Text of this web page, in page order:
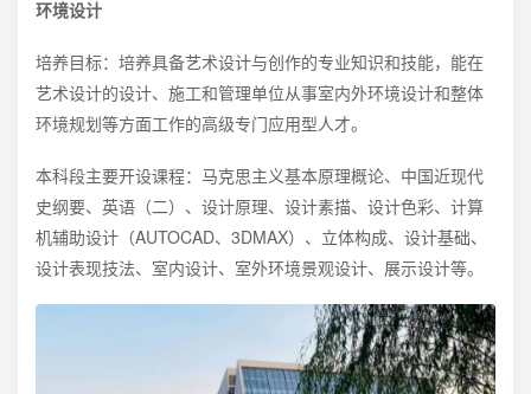
环境设计
培养目标：培养具备艺术设计与创作的专业知识和技能，能在
艺术设计的设计、施工和管理单位从事室内外环境设计和整体
环境规划等方面工作的高级专门应用型人才。
本科段主要开设课程：马克思主义基本原理概论、中国近现代
史纲要、英语（二）、设计原理、设计素描、设计色彩、计算
机辅助设计（AUTOCAD、3DMAX）、立体构成、设计基础、
设计表现技法、室内设计、室外环境景观设计、展示设计等。